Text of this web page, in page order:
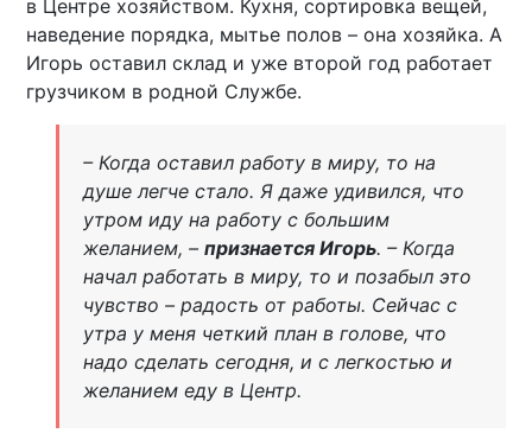
в Центре хозяйством. Кухня, сортировка вещей,
наведение порядка, мытье полов – она хозяйка. А
Игорь оставил склад и уже второй год работает
грузчиком в родной Службе.
– Когда оставил работу в миру, то на
душе легче стало. Я даже удивился, что
утром иду на работу с большим
желанием, – признается Игорь. – Когда
начал работать в миру, то и позабыл это
чувство – радость от работы. Сейчас с
утра у меня четкий план в голове, что
надо сделать сегодня, и с легкостью и
желанием еду в Центр.